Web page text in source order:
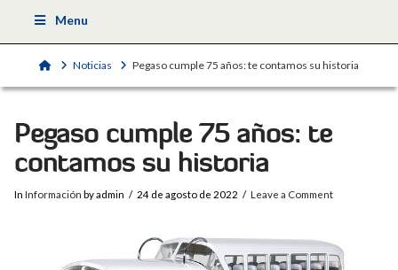
Menu
HomeNoticias Pegaso cumple 75 años: te contamos su historia
Pegaso cumple 75 años: te
contamos su historia
In Información by admin 24 de agosto de 2022 Leave a Comment